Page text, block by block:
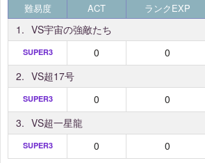
難易度 ACT ランクEXP
1. VS宇宙の強敵たち
SUPER3 0 0
2. VS超17号
SUPER3 0 0
3. VS超一星龍
SUPER3 0 0